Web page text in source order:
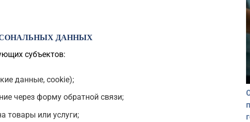
ДАННЫХ
субъектов:
данные, cookie);
через форму обратной связи;
товары или услуги;